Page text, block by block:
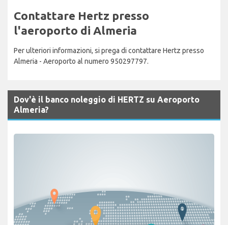
Contattare Hertz presso
l'aeroporto di Almeria
Per ulteriori informazioni, si prega di contattare Hertz presso
Almeria - Aeroporto al numero 950297797.
Dov'è il banco noleggio di HERTZ su Aeroporto
Almeria?